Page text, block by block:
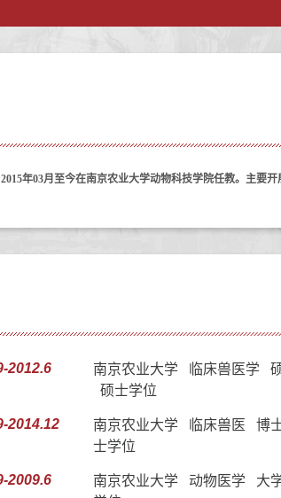
2015年03月至今在南京农业大学动物科技学院任教。主要
2012.6
南京农业大学 临床兽医学
硕士学位
2014.12
南京农业大学 临床兽医 博
士学位
2009.6
南京农业大学 动物医学 大